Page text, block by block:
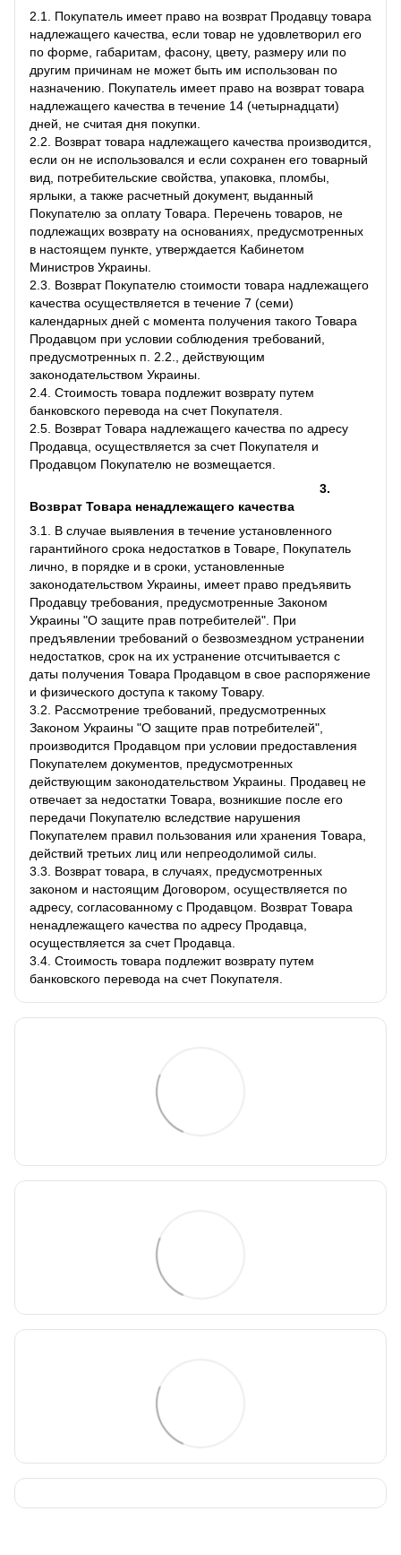
2.1. Покупатель имеет право на возврат Продавцу товара
надлежащего качества, если товар не удовлетворил его
по форме, габаритам, фасону, цвету, размеру или по
другим причинам не может быть им использован по
назначению. Покупатель имеет право на возврат товара
надлежащего качества в течение 14 (четырнадцати)
дней, не считая дня покупки.
2.2. Возврат товара надлежащего качества производится,
если он не использовался и если сохранен его товарный
вид, потребительские свойства, упаковка, пломбы,
ярлыки, а также расчетный документ, выданный
Покупателю за оплату Товара. Перечень товаров, не
подлежащих возврату на основаниях, предусмотренных
в настоящем пункте, утверждается Кабинетом
Министров Украины.
2.3. Возврат Покупателю стоимости товара надлежащего
качества осуществляется в течение 7 (семи)
календарных дней с момента получения такого Товара
Продавцом при условии соблюдения требований,
предусмотренных п. 2.2., действующим
законодательством Украины.
2.4. Стоимость товара подлежит возврату путем
банковского перевода на счет Покупателя.
2.5. Возврат Товара надлежащего качества по адресу
Продавца, осуществляется за счет Покупателя и
Продавцом Покупателю не возмещается.
3.
Возврат Товара ненадлежащего качества
3.1. В случае выявления в течение установленного
гарантийного срока недостатков в Товаре, Покупатель
лично, в порядке и в сроки, установленные
законодательством Украины, имеет право предъявить
Продавцу требования, предусмотренные Законом
Украины "О защите прав потребителей". При
предъявлении требований о безвозмездном устранении
недостатков, срок на их устранение отсчитывается с
даты получения Товара Продавцом в свое распоряжение
и физического доступа к такому Товару.
3.2. Рассмотрение требований, предусмотренных
Законом Украины "О защите прав потребителей",
производится Продавцом при условии предоставления
Покупателем документов, предусмотренных
действующим законодательством Украины. Продавец не
отвечает за недостатки Товара, возникшие после его
передачи Покупателю вследствие нарушения
Покупателем правил пользования или хранения Товара,
действий третьих лиц или непреодолимой силы.
3.3. Возврат товара, в случаях, предусмотренных
законом и настоящим Договором, осуществляется по
адресу, согласованному с Продавцом. Возврат Товара
ненадлежащего качества по адресу Продавца,
осуществляется за счет Продавца.
3.4. Стоимость товара подлежит возврату путем
банковского перевода на счет Покупателя.